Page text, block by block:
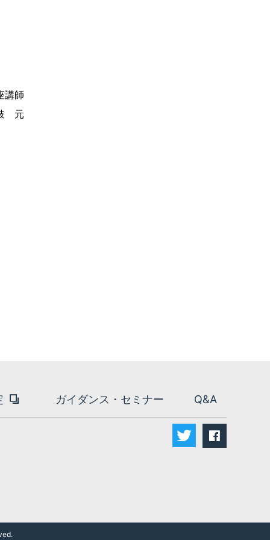
講師
元
ガイダンス・セミナー Q&A
facebook